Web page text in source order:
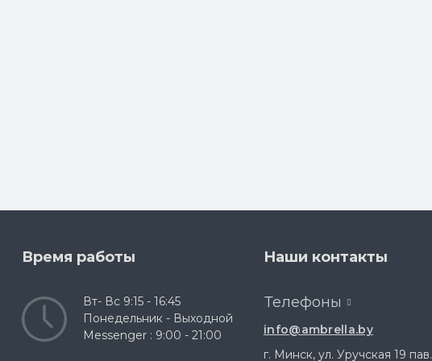
Время работы
Вт- Вс 9:15 - 16:45
Понедельник - Выходной
Messenger : 9:00 - 21:00
Наши контакты
Телефоны
info@ambrella.by
г. Минск, ул. Уручская 19